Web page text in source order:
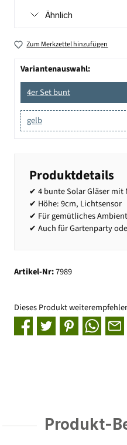
Ähnlich
Zum Merkzettel hinzufügen
Variantenauswahl:
4er Set bunt
gelb
Produktdetails
✔ 4 bunte Solar Gläser mit
✔ Höhe: 9cm, Lichtsensor
✔ Für gemütliches
✔ Auch für Gartenparty
Artikel-Nr:7989
Dieses Produkt
Produkt-